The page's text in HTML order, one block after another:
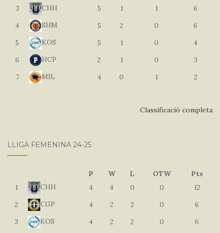
3
CHH 5 1 1
6
4
SHM 5 2 0
6
5
KOS 5 1 0
4
6
HCP 2 1 0
3
7
MIL 4 0 1 2
Classificació completa
LLIGA FEMENINA 24-25
P W L OTW
Pts
1
CHH 4 4 0 0
12
2
CGP 4 2 2 0
6
3
KOS 4 2 2 0
6